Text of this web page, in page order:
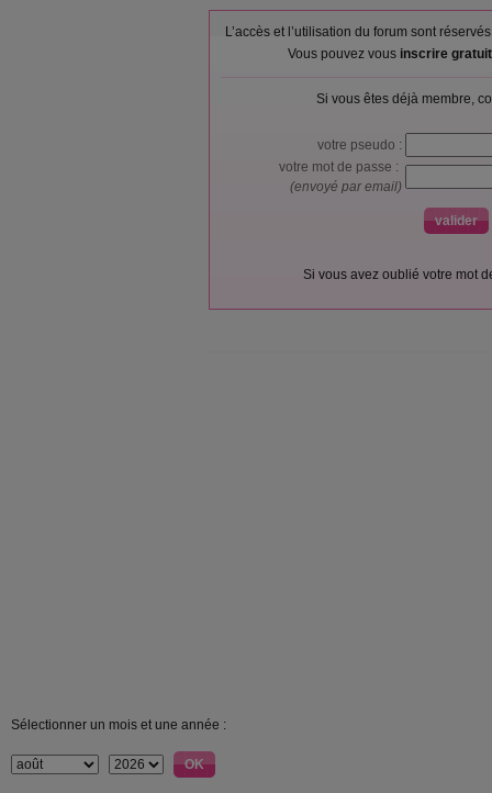
L’accès et l’utilisation du forum sont
Vous pouvez vous inscrire
Si vous êtes déjà membre,
votre pseudo :
votre mot de passe :
(envoyé par email)
Si vous avez oublié votre mot
Sélectionner un mois et une année :